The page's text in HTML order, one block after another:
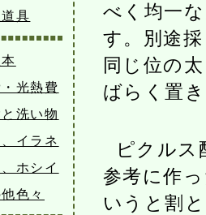
具
光熱費
洗い物
イラネ
ホシイ
色々
べく均一
す。別途
同じ位の
ばらく置
ピクル
参考に作
いうと割